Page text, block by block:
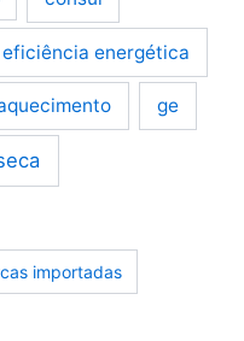
eficiência energética
ge
importadas